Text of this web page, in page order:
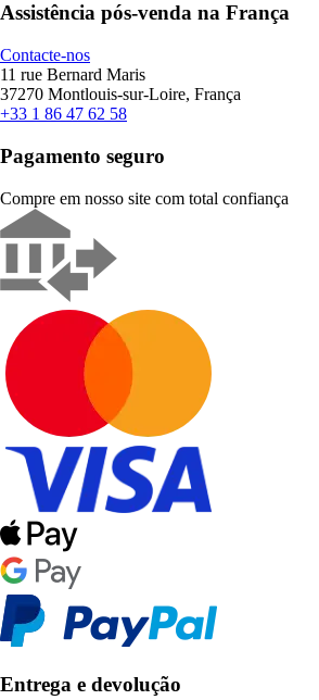
Assistência pós-venda na França
Contacte-nos
11 rue Bernard Maris
37270 Montlouis-sur-Loire, França
+33 1 86 47 62 58
Pagamento seguro
Compre em nosso site com total confiança
Entrega e devolução